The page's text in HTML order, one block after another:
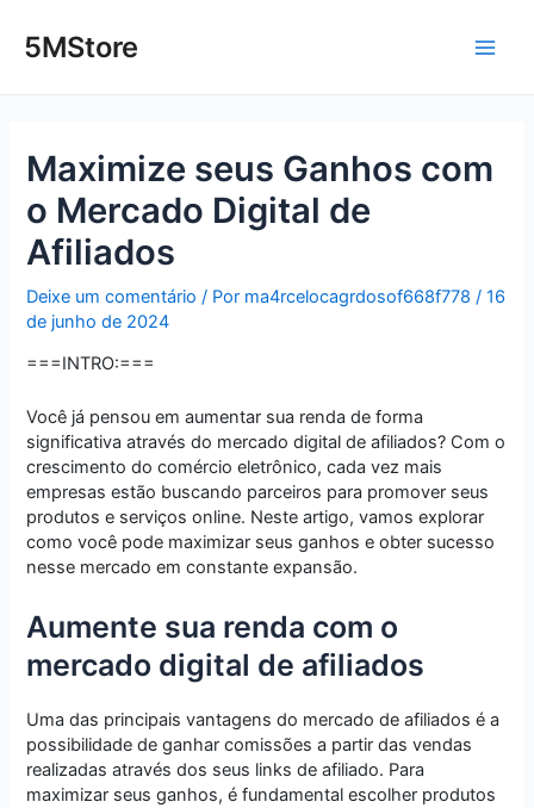
para5MStore
Maximize seus Ganhos com
o Mercado Digital de
Afiliados
Deixe um comentário / Por ma4rcelocagrdosof668f778/16
de junho de 2024
===INTRO:===
Você já pensou em aumentar sua renda de forma
significativa através do mercado digital de afiliados? Com o
crescimento do comércio eletrônico, cada vez mais
empresas estão buscando parceiros para promover seus
produtos e serviços online. Neste artigo, vamos explorar
como você pode maximizar seus ganhos e obter sucesso
nesse mercado em constante expansão.
Aumente sua renda com o
mercado digital de afiliados
Uma das principais vantagens do mercado de afiliados é a
possibilidade de ganhar comissões a partir das vendas
realizadas através dos seus links de afiliado. Para
maximizar seus ganhos, é fundamental escolher produtos
navigation